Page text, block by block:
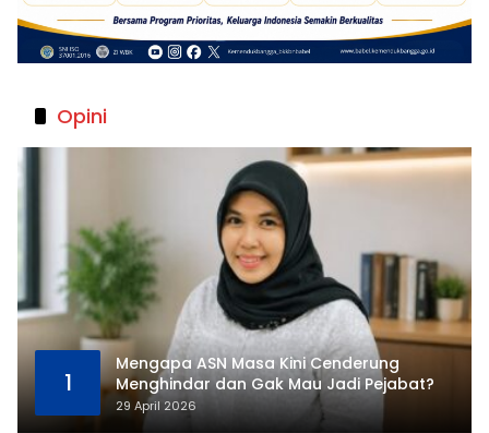
Opini
1
Mengapa ASN Masa Kini Cenderung
Menghindar dan Gak Mau Jadi Pejabat?
29 April 2026